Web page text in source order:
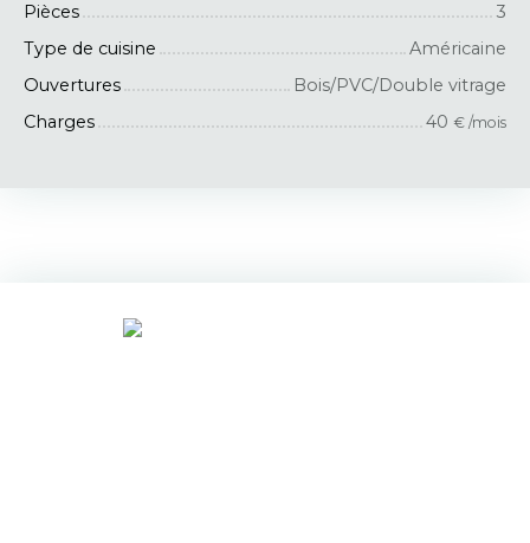
Pièces
3
Type de cuisine
Américaine
Ouvertures
Bois/PVC/Double vitrage
Charges
40 € /mois